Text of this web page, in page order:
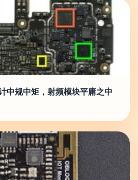
中规中矩，射频模块平庸之中